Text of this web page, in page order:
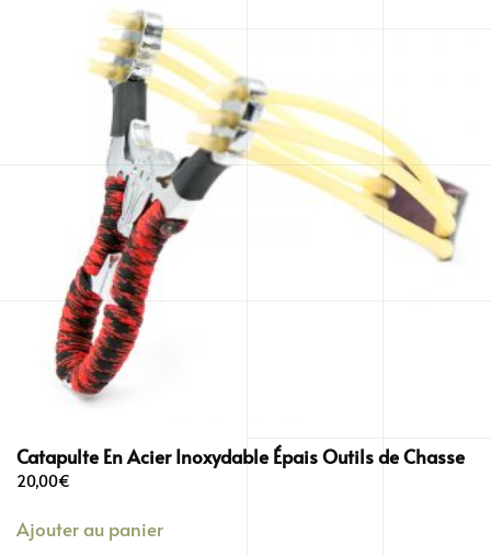
Catapulte En Acier Inoxydable Épais Outils de Chasse
20,00€
Ajouter au panier